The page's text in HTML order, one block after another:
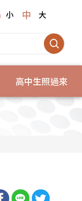
小 中 大
高中生照過來